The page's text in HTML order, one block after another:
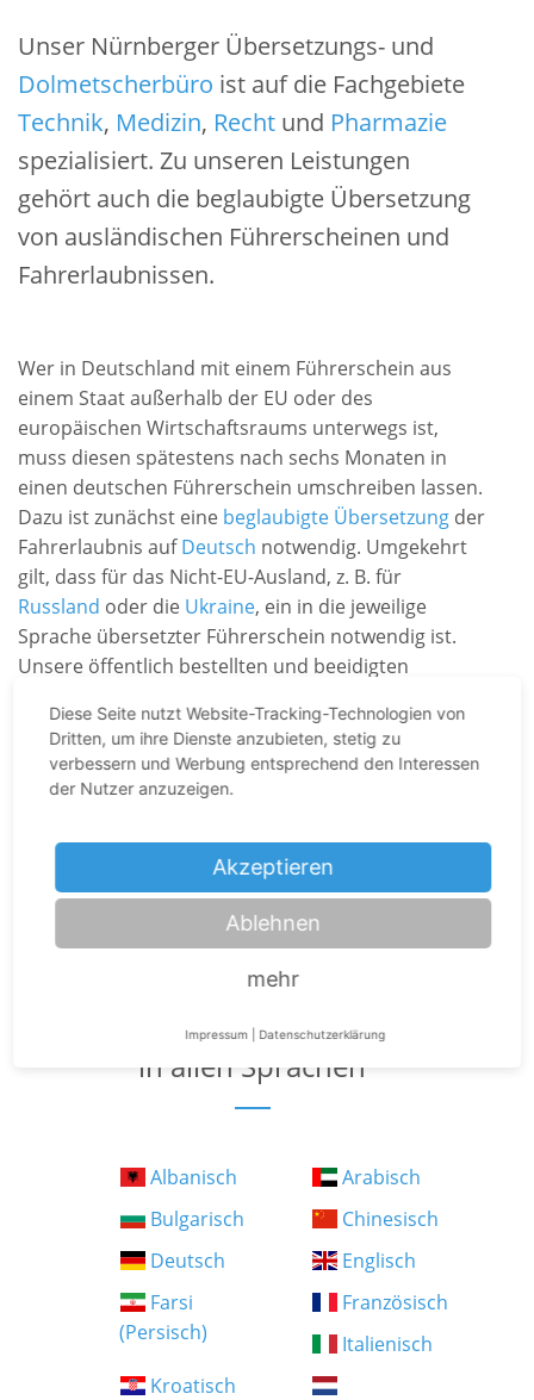
Unser Nürnberger Übersetzungs- und
Dolmetscherbüro ist auf die Fachgebiete
Technik, Medizin, Recht und Pharmazie
spezialisiert. Zu unseren Leistungen
gehört auch die beglaubigte Übersetzung
von ausländischen Führerscheinen und
Fahrerlaubnissen.
Wer in Deutschland mit einem Führerschein aus
einem Staat außerhalb der EU oder des
europäischen Wirtschaftsraums unterwegs ist,
muss diesen spätestens nach sechs Monaten in
einen deutschen Führerschein umschreiben lassen.
Dazu ist zunächst eine beglaubigte Übersetzung der
Fahrerlaubnis aufDeutsch notwendig. Umgekehrt
gilt, dass für das Nicht-EU-Ausland, z. B. für
Russland oder die Ukraine, ein in die jeweilige
Sprache übersetzter Führerschein notwendig ist.
Unsere öffentlich bestellten und beeidigten
kostengünstig um die amtliche Übersetzung Ihrer
Fahrerlaubnis.
ANGEBOT ANFORDERN
Übersetzungen von
Fahrerlaubnissen und
Führerscheinen mit Beglaubigung
in allen Sprachen
Albanisch
Arabisch
Bulgarisch
Chinesisch
Deutsch
Englisch
Farsi
(Persisch)
Französisch
Italienisch
Kroatisch
Diese Seite nutzt Website-Tracking-Technologien von
Dritten, um ihre Dienste anzubieten, stetig zu
verbessern und Werbung entsprechend den Interessen
der Nutzer anzuzeigen.
Akzeptieren
Ablehnen
mehr
Impressum Datenschutzerklärung